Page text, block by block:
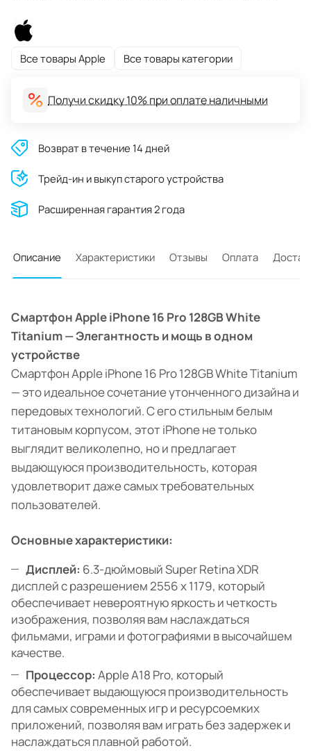
Все товары Apple Все товары категории
Получи скидку 10% при оплате наличными
Возврат в течение 14 дней
Трейд-ин и выкуп старого устройства
Расширенная гарантия 2 года
Описание Характеристики Отзывы Оплата
Смартфон Apple iPhone 16 Pro 128GB White
Titanium — Элегантность и мощь в одном
устройстве
Смартфон Apple iPhone 16 Pro 128GB White Titanium
— это идеальное сочетание утонченного дизайна и
передовых технологий. С его стильным белым
титановым корпусом, этот iPhone не только
выглядит великолепно, но и предлагает
выдающуюся производительность, которая
удовлетворит даже самых требовательных
пользователей.
Основные характеристики:
Дисплей: 6.3-дюймовый Super Retina XDR
дисплей с разрешением 2556 x 1179, который
обеспечивает невероятную яркость и четкость
изображения, позволяя вам наслаждаться
фильмами, играми и фотографиями в высочайшем
качестве.
Процессор: Apple A18 Pro, который
обеспечивает выдающуюся производительность
для самых современных игр и ресурсоемких
приложений, позволяя вам играть без задержек и
наслаждаться плавной работой.